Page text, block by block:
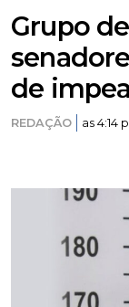
Grupo
de
REDAÇÃO as 4:14